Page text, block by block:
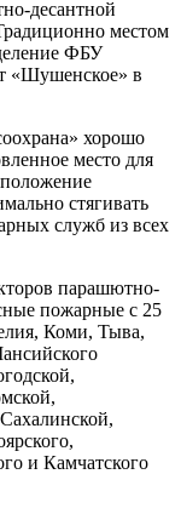
десантной
местом
ФБУ
«Шушенское» в
хорошо
место для
стягивать
служб из всех
парашютно-
пожарные с 25
Коми, Тыва,
и Камчатского